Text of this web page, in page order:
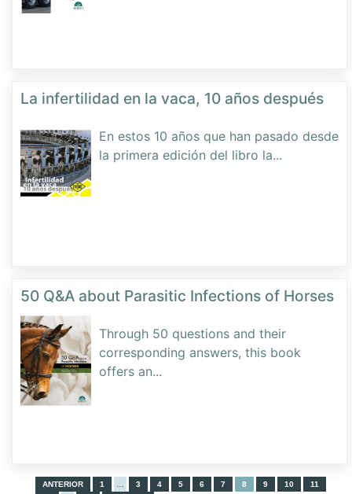
La infertilidad en la vaca, 10 años después
En estos 10 años que han pasado desde
la primera edición del libro la...
50 Q&A about Parasitic Infections of Horses
Through 50 questions and their
corresponding answers, this book
offers an...
ANTERIOR 1 … 3 4 5 6 7 8 9 10
11